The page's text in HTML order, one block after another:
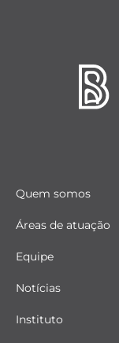
Quem somos
Áreas de atuação
Equipe
Notícias
Instituto